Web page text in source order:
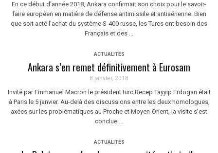
En ce début d'année 2018, Ankara confirmait son choix pour le savoir-
faire européen en matière de défense antimissile et antiaérienne. Bien
que soit acté l'achat du système S-400 russe, les Turcs ont besoin des
Français et des ...
ACTUALITÉS
Ankara s’en remet définitivement à Eurosam
8 janvier, 2018
Invité par Emmanuel Macron le président turc Recep Tayyip Erdogan était
à Paris le 5 janvier. Au-delà des discussions entre les deux homologues,
axées sur les problématiques au Proche et Moyen-Orient, la visite s’est
conclue ...
ACTUALITÉS